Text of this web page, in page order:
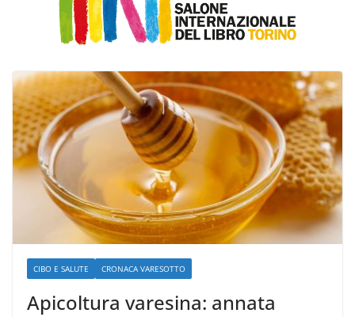
CIBO E SALUTE CRONACA VARESOTTO
Apicoltura varesina: annata